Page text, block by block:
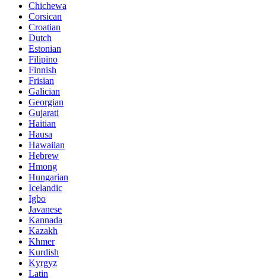
Chichewa
Corsican
Croatian
Dutch
Estonian
Filipino
Finnish
Frisian
Galician
Georgian
Gujarati
Haitian
Hausa
Hawaiian
Hebrew
Hmong
Hungarian
Icelandic
Igbo
Javanese
Kannada
Kazakh
Khmer
Kurdish
Kyrgyz
Latin